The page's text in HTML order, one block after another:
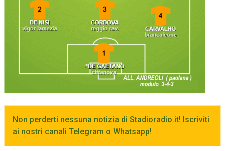
Non perderti nessuna notizia di Stadioradio.it! Iscriviti
ai nostri canali Telegram o Whatsapp!